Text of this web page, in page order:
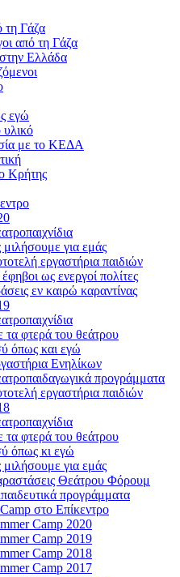
τη Γάζα
από τη Γάζα
Ελλάδα
εγώ
με το ΚΕΔΑ
Κρήτης
μιλήσουμε για εμάς
εργαστήρια παιδιών
ως ενεργοί πολίτες
εν καιρώ καραντίνας
φτερά του θεάτρου
όπως και εγώ
Ενηλίκων
προγράμματα
εργαστήρια παιδιών
φτερά του θεάτρου
όπως κι εγώ
μιλήσουμε για εμάς
Θεάτρου Φόρουμ
προγράμματα
στο Επίκεντρο
Camp 2020
Camp 2019
Camp 2018
Camp 2017